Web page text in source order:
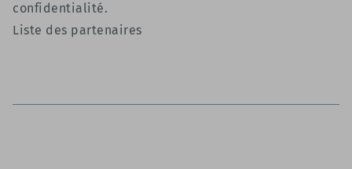
confidentialité.
Liste des partenaires